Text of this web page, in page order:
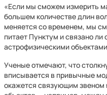
«Если мы сможем измерить
большем количестве длин
меняется со временем, мы
питает Пунктум и связано ли
астрофизическими
Ученые отмечают, что
вписывается в привычные
окажется связующим